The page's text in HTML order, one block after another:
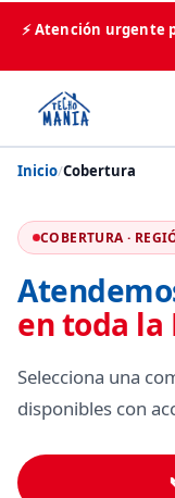
⚡ Atención urgente
Inicio/Cobertura
COBERTURA ·
en toda la
Selecciona una
disponibles con